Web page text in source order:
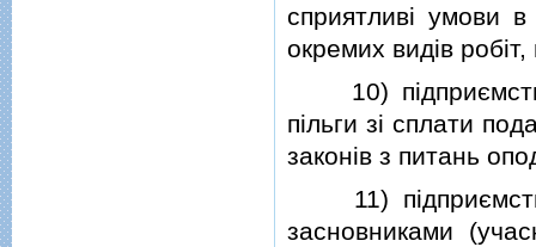
сприятливi умови в
окремих видiв
10)
пiльги зi сплати
законiв з питань
11)
засновниками